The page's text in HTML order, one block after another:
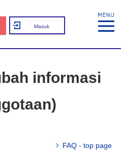
Masuk
informasi
FAQ - top page